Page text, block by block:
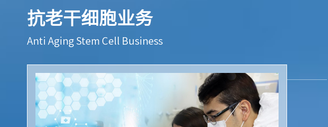
抗老干细胞业务
Anti Aging Stem Cell Business